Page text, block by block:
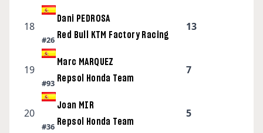
18
#26
Dani PEDROSA
Red Bull KTM Factory Racing
13
19
#93
Marc MARQUEZ
Repsol Honda Team
7
20
#36
Joan MIR
Repsol Honda Team
5